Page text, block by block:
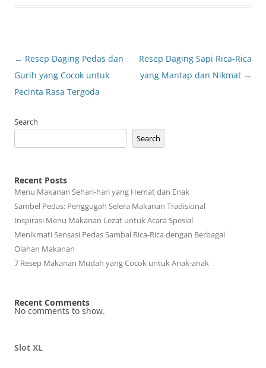
Post
navigation
← Resep Daging Pedas dan
Gurih yang Cocok untuk
Pecinta Rasa Tergoda
Resep Daging Sapi Rica-Rica
yang Mantap dan Nikmat →
Search
Search
Recent Posts
Menu Makanan Sehari-hari yang Hemat dan Enak
Sambel Pedas: Penggugah Selera Makanan Tradisional
Inspirasi Menu Makanan Lezat untuk Acara Spesial
Menikmati Sensasi Pedas Sambal Rica-Rica dengan Berbagai
Olahan Makanan
7 Resep Makanan Mudah yang Cocok untuk Anak-anak
Recent Comments
No comments to show.
Slot XL